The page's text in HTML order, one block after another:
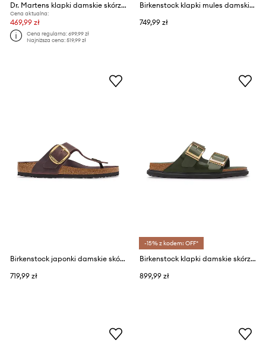
Dr. Martens klapki damskie skórzane Josef
Cena aktualna:
469,99 zł
Cena regularna:699,99 zł
Najniższa cena:519,99 zł
Birkenstock klapki mules damskie zamszowe Blair Suede Leather
749,99 zł
Birkenstock japonki damskie skórzane Gizeh Big Buckle Oiled Leather
719,99 zł
-15% z kodem: OFF*
Birkenstock klapki damskie skórzane Arizona Droplet Buckle Natural Leather Patent
899,99 zł